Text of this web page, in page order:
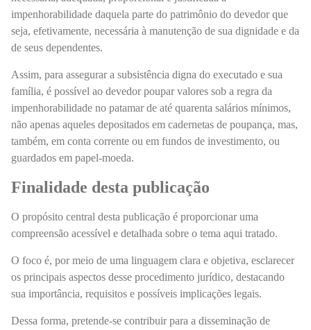
impenhorabilidade daquela parte do patrimônio do devedor que
seja, efetivamente, necessária à manutenção de sua dignidade e da
de seus dependentes.
Assim, para assegurar a subsistência digna do executado e sua
família, é possível ao devedor poupar valores sob a regra da
impenhorabilidade no patamar de até quarenta salários mínimos,
não apenas aqueles depositados em cadernetas de poupança, mas,
também, em conta corrente ou em fundos de investimento, ou
guardados em papel-moeda.
Finalidade desta publicação
O propósito central desta publicação é proporcionar uma
compreensão acessível e detalhada sobre o tema aqui tratado.
O foco é, por meio de uma linguagem clara e objetiva, esclarecer
os principais aspectos desse procedimento jurídico, destacando
sua importância, requisitos e possíveis implicações legais.
Dessa forma, pretende-se contribuir para a disseminação de